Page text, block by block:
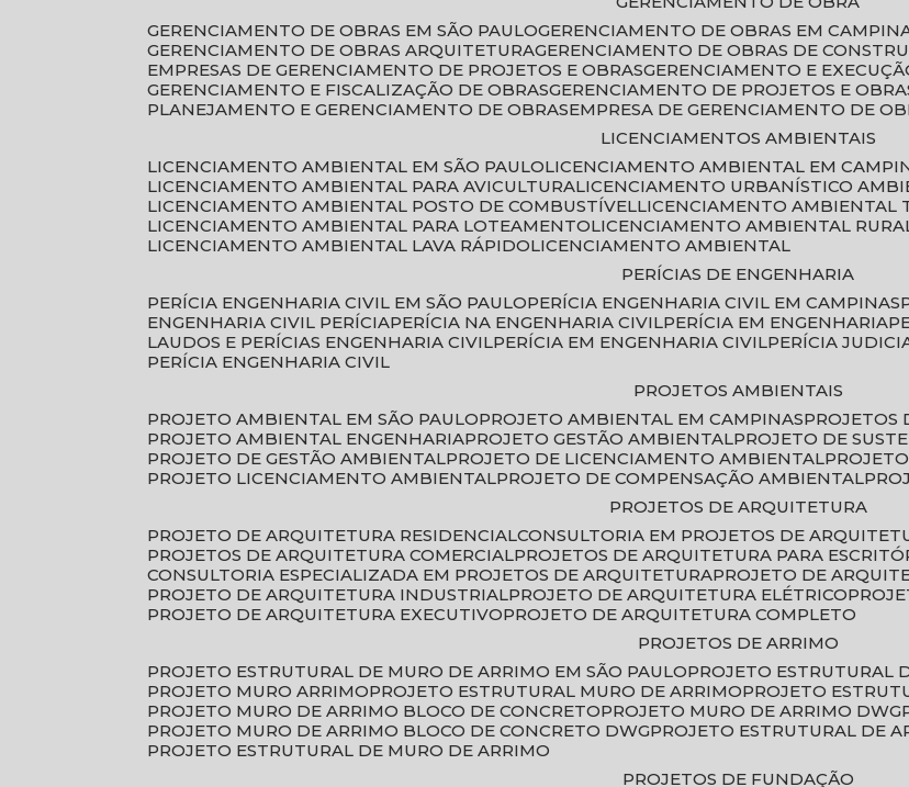
GERENCIAMENTO DE OBRAS EM SÃO PAULO
GERENCIAMENTO DE OBRAS EM
GERENCIAMENTO DE OBRAS ARQUITETURA
GERENCIAMENTO DE OBRAS DE
EMPRESAS DE GERENCIAMENTO DE PROJETOS E OBRAS
GERENCIAMENTO E
GERENCIAMENTO E FISCALIZAÇÃO DE OBRAS
GERENCIAMENTO DE PROJETOS E
PLANEJAMENTO E GERENCIAMENTO DE OBRAS
EMPRESA DE GERENCIAMENTO DE
LICENCIAMENTOS AMBIENTAIS
LICENCIAMENTO AMBIENTAL EM SÃO PAULO LICENCIAMENTO AMBIENTAL EM
LICENCIAMENTO AMBIENTAL PARA AVICULTURA LICENCIAMENTO URBANÍSTICO
LICENCIAMENTO AMBIENTAL POSTO DE COMBUSTÍVEL LICENCIAMENTO AMBIENTAL
LICENCIAMENTO AMBIENTAL PARA LOTEAMENTO LICENCIAMENTO AMBIENTAL
LICENCIAMENTO AMBIENTAL LAVA RÁPIDO LICENCIAMENTO AMBIENTAL
PERÍCIAS DE ENGENHARIA
PERÍCIA ENGENHARIA CIVIL EM SÃO PAULO
PERÍCIA ENGENHARIA CIVIL EM CAMPINAS
ENGENHARIA CIVIL PERÍCIA
PERÍCIA NA ENGENHARIA CIVIL PERÍCIA EM ENGENHARIA
LAUDOS E PERÍCIAS ENGENHARIA CIVIL
PERÍCIA EM ENGENHARIA CIVIL PERÍCIA
PERÍCIA ENGENHARIA CIVIL
PROJETOS AMBIENTAIS
PROJETO AMBIENTAL EM SÃO PAULO
PROJETO AMBIENTAL EM CAMPINAS
PROJETO AMBIENTAL ENGENHARIA
PROJETO GESTÃO AMBIENTAL
PROJETO DE
PROJETO DE GESTÃO AMBIENTAL
PROJETO DE LICENCIAMENTO AMBIENTAL
PROJETO LICENCIAMENTO AMBIENTAL
PROJETO DE COMPENSAÇÃO AMBIENTAL
PROJETOS DE ARQUITETURA
PROJETO DE ARQUITETURA RESIDENCIAL CONSULTORIA EM PROJETOS DE
PROJETOS DE ARQUITETURA COMERCIAL
PROJETOS DE ARQUITETURA PARA
CONSULTORIA ESPECIALIZADA EM PROJETOS DE ARQUITETURA
PROJETO DE
PROJETO DE ARQUITETURA INDUSTRIAL
PROJETO DE ARQUITETURA ELÉTRICO
PROJETO DE ARQUITETURA EXECUTIVO
PROJETO DE ARQUITETURA COMPLETO
PROJETOS DE ARRIMO
PROJETO ESTRUTURAL DE MURO DE ARRIMO EM SÃO PAULO
PROJETO
PROJETO MURO ARRIMO
PROJETO ESTRUTURAL MURO DE ARRIMO
PROJETO
PROJETO MURO DE ARRIMO BLOCO DE CONCRETO
PROJETO MURO DE ARRIMO DWG
PROJETO MURO DE ARRIMO BLOCO DE CONCRETO DWG
PROJETO ESTRUTURAL DE
PROJETO ESTRUTURAL DE MURO DE ARRIMO
PROJETOS DE FUNDAÇÃO